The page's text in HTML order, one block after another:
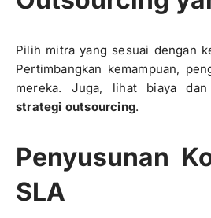
Pilih mitra yang sesuai dengan
Pertimbangkan kemampuan,
mereka. Juga, lihat biaya dan
strategi outsourcing.
Penyusunan
SLA